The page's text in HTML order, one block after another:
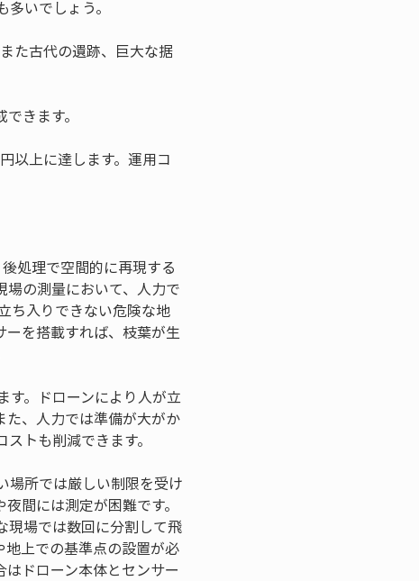
た古代の遺跡、巨大な据
以上に達します。運用コ
処理で空間的に再現する
の測量において、人力で
ち入りできない危険な地
を搭載すれば、枝葉が生
す。ドローンにより人が立
た、人力では準備が大がか
場所では厳しい制限を受け
間には測定が困難です。
現場では数回に分割して飛
地上での基準点の設置が必
ドローン本体とセンサー